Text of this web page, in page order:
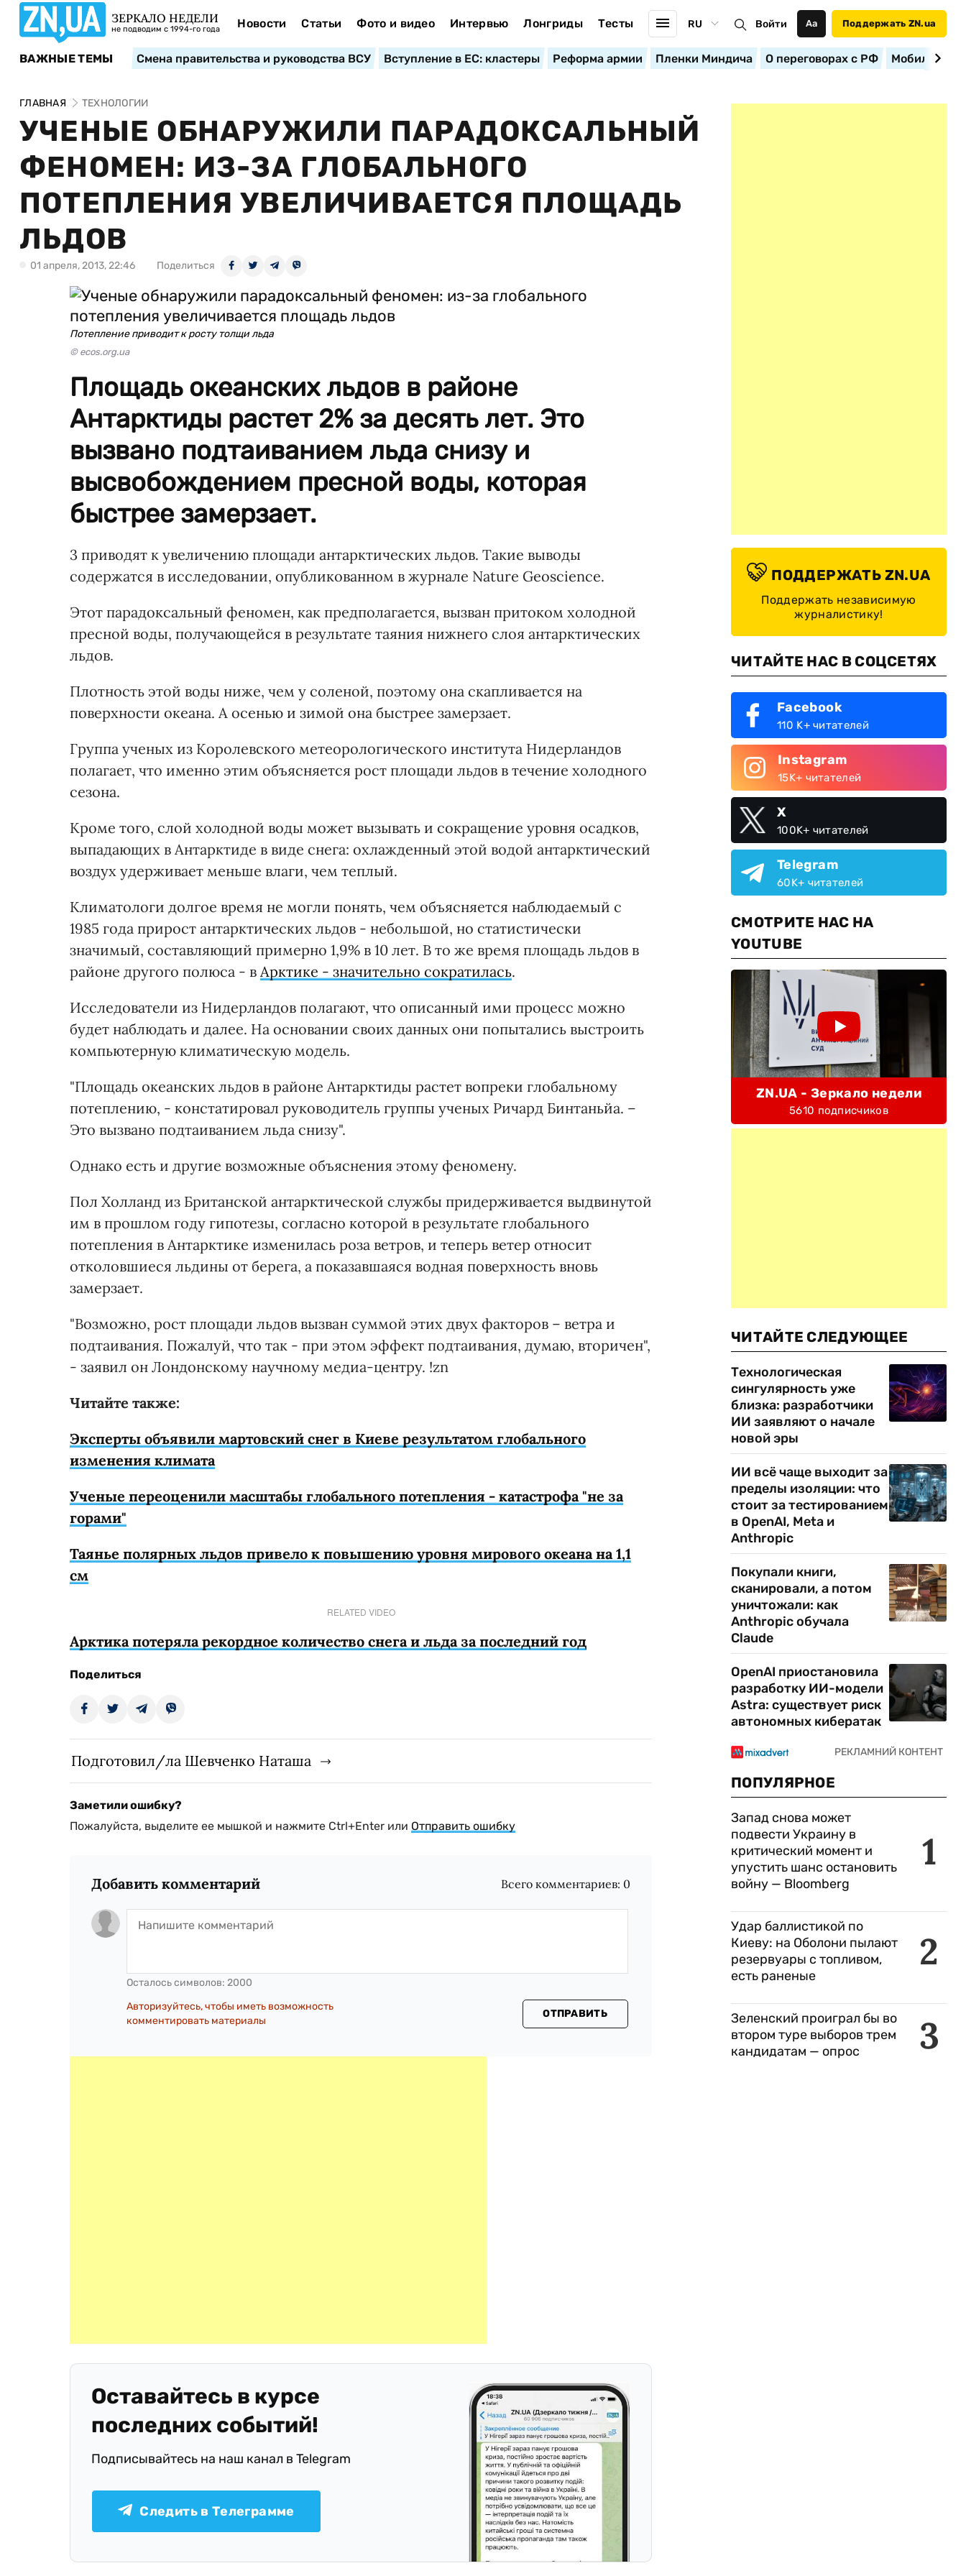
ЗЕРКАЛО НЕДЕЛИ
не подводим с 1994-го года Новости Статьи Фото и видео Интервью Лонгриды Тесты RU Войти Аа Поддержать ZN.ua
ВАЖНЫЕ ТЕМЫ Смена правительства и руководства ВСУ Вступление в ЕС: кластеры Реформа армии Пленки Миндича О переговорах с РФ
ГЛАВНАЯ ТЕХНОЛОГИИ
УЧЕНЫЕ ОБНАРУЖИЛИ ПАРАДОКСАЛЬНЫЙ
ФЕНОМЕН: ИЗ-ЗА ГЛОБАЛЬНОГО
ПОТЕПЛЕНИЯ УВЕЛИЧИВАЕТСЯ ПЛОЩАДЬ
ЛЬДОВ
01 апреля, 2013, 22:46 Поделиться
Потепление приводит к росту толщи льда
© ecos.org.ua
Площадь океанских льдов в районе
Антарктиды растет 2% за десять лет. Это
вызвано подтаиванием льда снизу и
высвобождением пресной воды, которая
быстрее замерзает.
3 приводят к увеличению площади антарктических льдов. Такие выводы
содержатся в исследовании, опубликованном в журнале Nature Geoscience.
Этот парадоксальный феномен, как предполагается, вызван притоком холодной
пресной воды, получающейся в результате таяния нижнего слоя антарктических
льдов.
Плотность этой воды ниже, чем у соленой, поэтому она скапливается на
поверхности океана. А осенью и зимой она быстрее замерзает.
Группа ученых из Королевского метеорологического института Нидерландов
полагает, что именно этим объясняется рост площади льдов в течение холодного
сезона.
Кроме того, слой холодной воды может вызывать и сокращение уровня осадков,
выпадающих в Антарктиде в виде снега: охлажденный этой водой антарктический
воздух удерживает меньше влаги, чем теплый.
Климатологи долгое время не могли понять, чем объясняется наблюдаемый с
1985 года прирост антарктических льдов - небольшой, но статистически
значимый, составляющий примерно 1,9% в 10 лет. В то же время площадь льдов в
районе другого полюса - в Арктике - значительно сократилась.
Исследователи из Нидерландов полагают, что описанный ими процесс можно
будет наблюдать и далее. На основании своих данных они попытались выстроить
компьютерную климатическую модель.
"Площадь океанских льдов в районе Антарктиды растет вопреки глобальному
потеплению, - констатировал руководитель группы ученых Ричард Бинтаньйа. –
Это вызвано подтаиванием льда снизу".
Однако есть и другие возможные объяснения этому феномену.
Пол Холланд из Британской антарктической службы придерживается выдвинутой
им в прошлом году гипотезы, согласно которой в результате глобального
потепления в Антарктике изменилась роза ветров, и теперь ветер относит
отколовшиеся льдины от берега, а показавшаяся водная поверхность вновь
замерзает.
"Возможно, рост площади льдов вызван суммой этих двух факторов – ветра и
подтаивания. Пожалуй, что так - при этом эффект подтаивания, думаю, вторичен",
- заявил он Лондонскому научному медиа-центру. !zn
Читайте также:
Эксперты объявили мартовский снег в Киеве результатом глобального
изменения климата
Ученые переоценили масштабы глобального потепления - катастрофа "не за
горами"
Таянье полярных льдов привело к повышению уровня мирового океана на 1,1
см
RELATED VIDEO
Арктика потеряла рекордное количество снега и льда за последний год
Поделиться
Подготовил/ла Шевченко Наташа
Заметили ошибку?
Пожалуйста, выделите ее мышкой и нажмите Ctrl+Enter или Отправить ошибку
Добавить комментарий Всего комментариев: 0
Осталось символов: 2000
Авторизуйтесь, чтобы иметь возможность
комментировать материалы
ОТПРАВИТЬ
Оставайтесь в курсе
последних событий!
Подписывайтесь на наш канал в Telegram
Следить в Телеграмме
ПОДДЕРЖАТЬ ZN.UA
Поддержать независимую
журналистику!
ЧИТАЙТЕ НАС В СОЦСЕТЯХ
Facebook
110 K+ читателей
Instagram
15K+ читателей
X
100K+ читателей
Telegram
60K+ читателей
СМОТРИТЕ НАС НА
YOUTUBE
ZN.UA - Зеркало недели
5610 подписчиков
ЧИТАЙТЕ СЛЕДУЮЩЕЕ
Технологическая
сингулярность уже
близка: разработчики
ИИ заявляют о начале
новой эры
ИИ всё чаще выходит за
пределы изоляции: что
стоит за тестированием
в OpenAI, Meta и
Anthropic
Покупали книги,
сканировали, а потом
уничтожали: как
Anthropic обучала
Claude
OpenAI приостановила
разработку ИИ-модели
Astra: существует риск
автономных кибератак
ПОПУЛЯРНОЕ
1
Запад снова может
подвести Украину в
критический момент и
упустить шанс остановить
войну — Bloomberg
2
Удар баллистикой по
Киеву: на Оболони пылают
резервуары с топливом,
есть раненые
3
Зеленский проиграл бы во
втором туре выборов трем
кандидатам — опрос